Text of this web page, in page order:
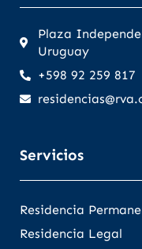
Plaza
Uruguay
+598 92 259 817
Servicios
Residencia
Residencia Legal